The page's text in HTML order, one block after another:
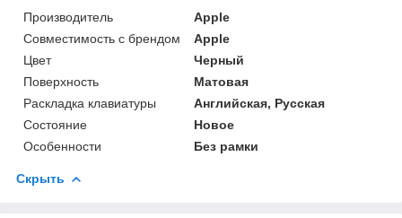
Производитель
Apple
Совместимость с брендом
Apple
Цвет
Черный
Поверхность
Матовая
Раскладка клавиатуры
Английская, Русская
Состояние
Новое
Особенности
Без рамки
Скрыть